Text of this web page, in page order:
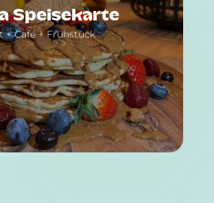
Speisekarte
+ Café + Frühstück